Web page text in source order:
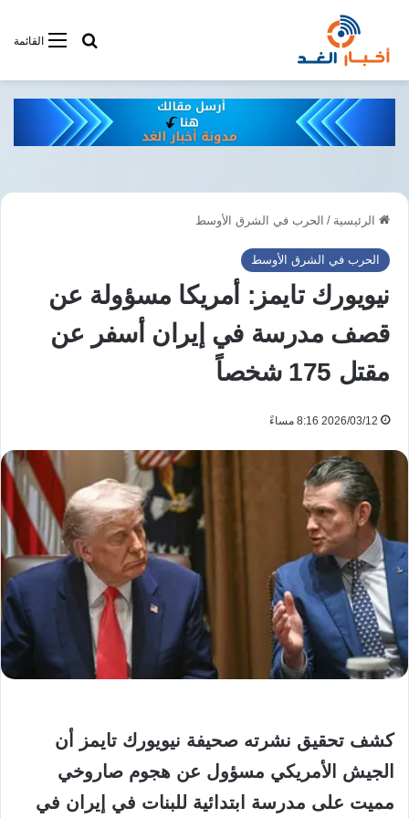
القائمةأبحت فى
الرئيسية / الحرب في الشرق الأوسط
الحرب في الشرق الأوسط
نيويورك تايمز: أمريكا مسؤولة عن
قصف مدرسة في إيران أسفر عن
مقتل 175 شخصاً
2026/03/12 8:16 مساءً
كشف تحقيق نشرته صحيفة نيويورك تايمز أن
الجيش الأمريكي مسؤول عن هجوم صاروخي
مميت على مدرسة ابتدائية للبنات في إيران في